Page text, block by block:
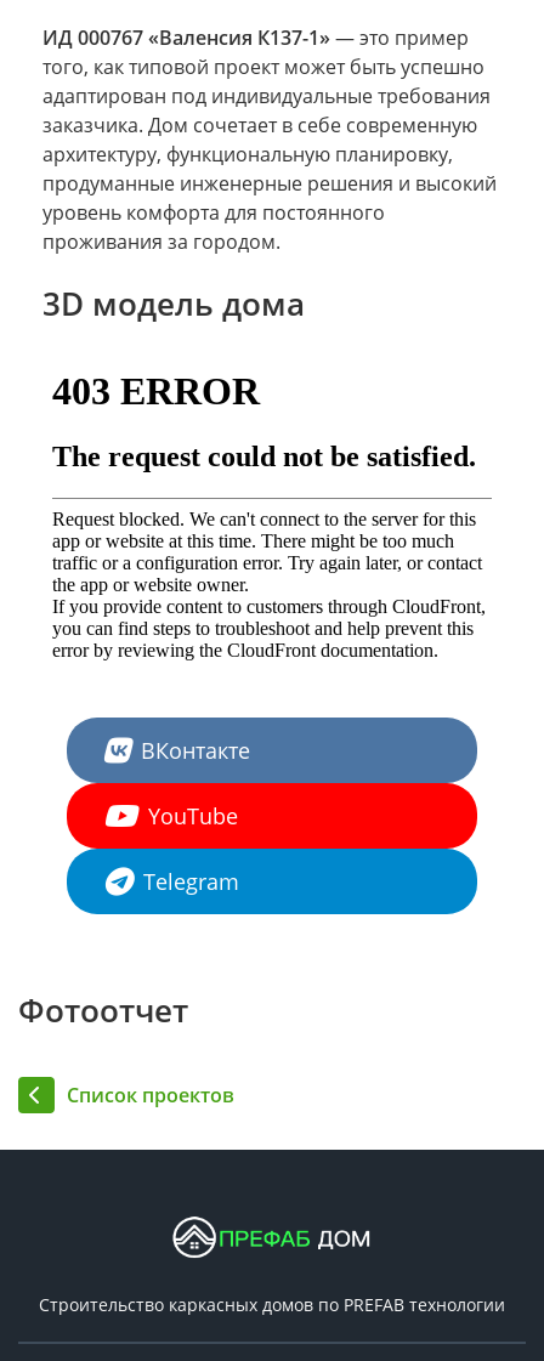
ИД 000767 «Валенсия К137-1»— это пример
того, как типовой проект может быть успешно
адаптирован под индивидуальные требования
заказчика. Дом сочетает в себе современную
архитектуру, функциональную планировку,
продуманные инженерные решения и высокий
уровень комфорта для постоянного
проживания за городом.
3D модель дома
ВКонтакте
YouTube
Telegram
Фотоотчет
Список проектов
Строительство каркасных домов по PREFAB технологии